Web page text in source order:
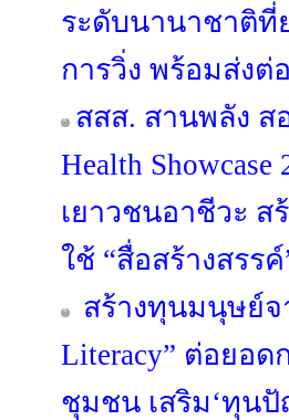
ระดับนานาชาติที่
การวิ่ง พร้อมส่งต่
สสส. สานพลัง ส
Health
เยาวชนอาชีวะ ส
ใช้ “สื่อสร้างสรร
สร้างทุนมนุษย์จ
Literacy” ต่อยอ
ชุมชน เสริม‘ทุน